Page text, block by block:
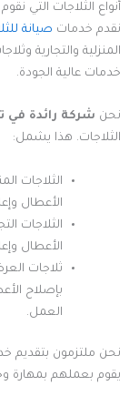
أنواع الثلاجات التي
نقدم خدمات صيانة
المنزلية والتجارية
خدمات عالية الجودة.
نحن شركة رائدة في
الثلاجات. هذا يشمل:
الثلاجات
الأعطال
الثلاجات
الأعطال
بإصلاح
العمل.
نحن ملتزمون بتقديم
يقوم بعملهم بمهارة